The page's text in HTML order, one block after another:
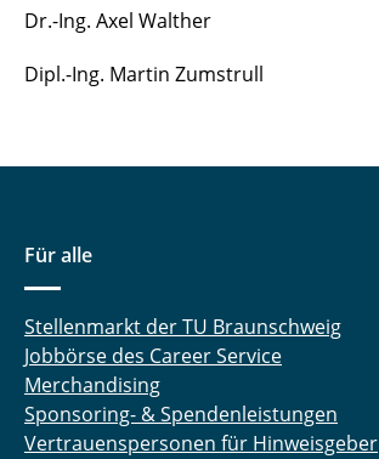
Dr.-Ing. Axel Walther
Dipl.-Ing. Martin Zumstrull
Für alle
Stellenmarkt der TU Braunschweig
Jobbörse des Career Service
Merchandising
Sponsoring- & Spendenleistungen
Vertrauenspersonen für Hinweisgeber